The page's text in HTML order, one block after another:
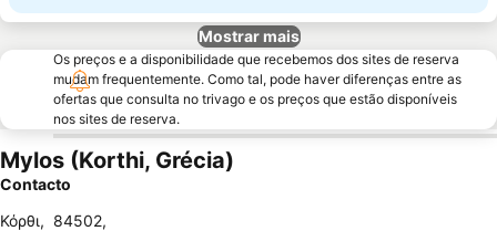
Mostrar mais
Os preços e a disponibilidade que recebemos dos sites de reserva
mudam frequentemente. Como tal, pode haver diferenças entre as
ofertas que consulta no trivago e os preços que estão disponíveis
nos sites de reserva.
Mylos (Korthi, Grécia)
Contacto
Κόρθι, 84502,